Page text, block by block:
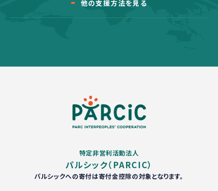
他の支援方法を見る
特定非営利活動法人
パルシック（PARCIC）
パルシックへの寄付は寄付金控除の対象となります。